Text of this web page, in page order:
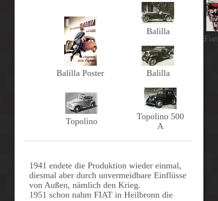
Balilla Poster
Balilla
Balilla
Topolino
Topolino 500
A
1941 endete die Produktion wieder einmal,
diesmal aber durch unvermeidbare Einflüsse
von Außen, nämlich den Krieg.
1951 schon nahmFIATin Heilbronn die